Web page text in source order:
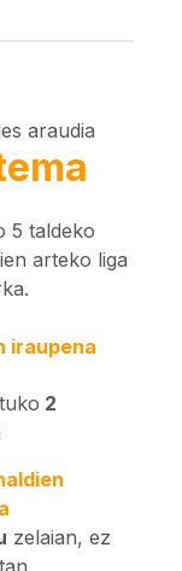
5 taldeko
arteko liga
iraupena
2
zelaian, ez